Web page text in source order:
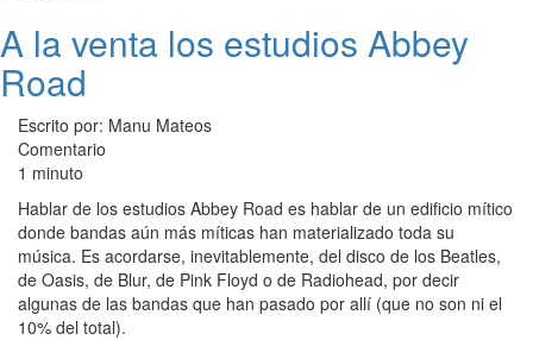
A la venta los estudios Abbey
Road
Escrito por: Manu Mateos
Comentario
1 minuto
Hablar de los estudios Abbey Road es hablar de un edificio mítico
donde bandas aún más míticas han materializado toda su
música. Es acordarse, inevitablemente, del disco de los Beatles,
de Oasis, de Blur, de Pink Floyd o de Radiohead, por decir
algunas de las bandas que han pasado por allí (que no son ni el
10% del total).